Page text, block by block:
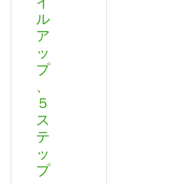
ル
ア
ッ
プ
、
５
ス
テ
ッ
プ